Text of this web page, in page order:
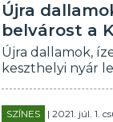
Újra
belvárost a
Újra dallamok,
keszthelyi nyár
SZÍNES | 2021. júl. 1.